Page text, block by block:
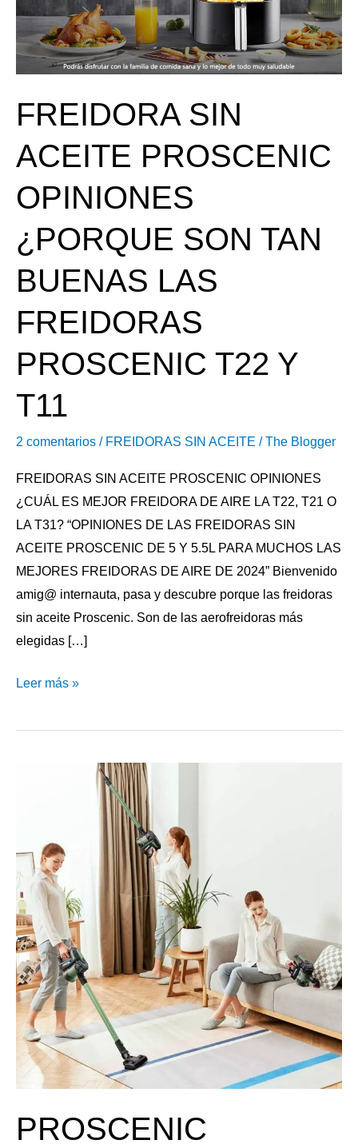
FREIDORA SIN
ACEITE PROSCENIC
OPINIONES
¿PORQUE SON TAN
BUENAS LAS
FREIDORAS
PROSCENIC T22 Y
T11
2 comentarios / FREIDORAS SIN ACEITE /The Blogger
FREIDORAS SIN ACEITE PROSCENIC OPINIONES
¿CUÁL ES MEJOR FREIDORA DE AIRE LA T22, T21 O
LA T31? “OPINIONES DE LAS FREIDORAS SIN
ACEITE PROSCENIC DE 5 Y 5.5L PARA MUCHOS LAS
MEJORES FREIDORAS DE AIRE DE 2024” Bienvenido
amig@ internauta, pasa y descubre porque las freidoras
sin aceite Proscenic. Son de las aerofreidoras más
elegidas […]
SON
TAN
BUENAS
FREIDORAS
T22
Y
T11
Leer más »
PROSCENIC
COMPRA
DE
SUS
ASPIRADORAS
SIN
CABLE
2024